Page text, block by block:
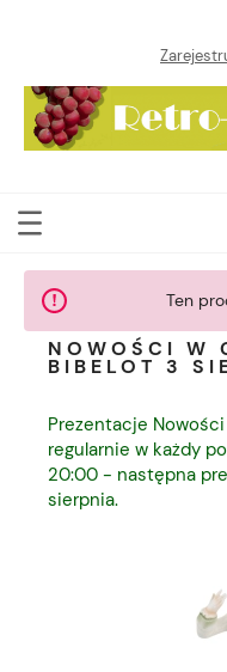
Ten
NOWOŚCI W
BIBELOT 3
Prezentacje
regularnie w każdy
20:00 - następna
sierpnia.